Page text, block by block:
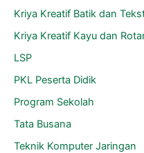
Kriya Kreatif Batik dan
Kriya Kreatif Kayu dan
LSP
PKL Peserta Didik
Program Sekolah
Tata Busana
Teknik Komputer Jaringan